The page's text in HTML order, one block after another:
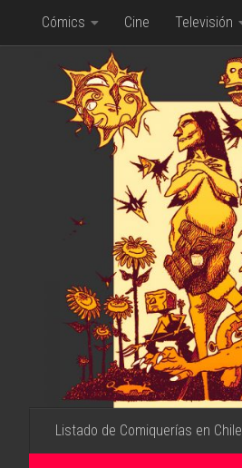
Saltar al contenido
Cómics Cine Televisión
Listado de Comiquerías en Chile